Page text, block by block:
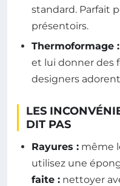
standard. Parfait
présentoirs.
Thermoformage :
et lui donner des
designers
LES
DIT PAS
Rayures : même
utilisez une
faite : nettoyer